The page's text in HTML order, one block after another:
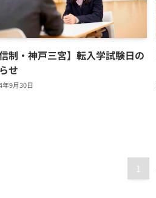
信制・神戸三宮】転入学試験日の
せ
年9月30日
1